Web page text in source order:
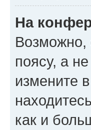
На
Возможно,
поясу, а
измените
как и